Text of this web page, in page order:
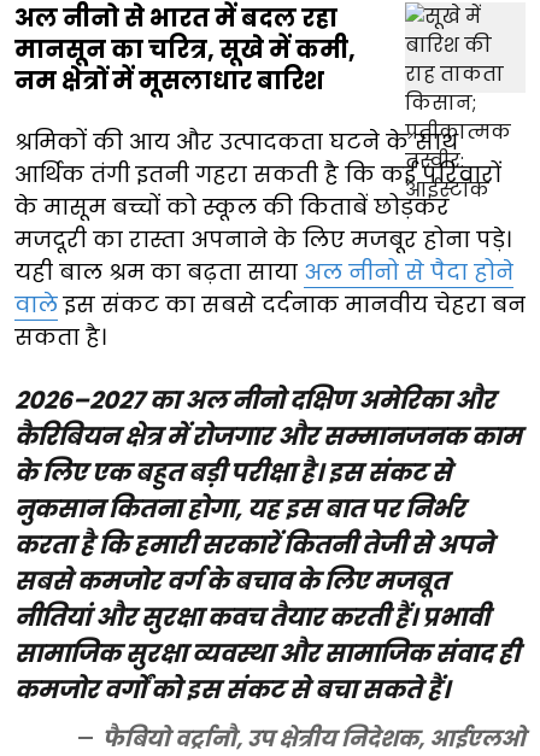
अल नीनो से भारत में बदल रहा
मानसून का चरित्र, सूखे में कमी,
नम क्षेत्रों में मूसलाधार बारिश
श्रमिकों की आय और उत्पादकता घटने के साथ
आर्थिक तंगी इतनी गहरा सकती है कि कई परिवारों
के मासूम बच्चों को स्कूल की किताबें छोड़कर
मजदूरी का रास्ता अपनाने के लिए मजबूर होना पड़े।
यही बाल श्रम का बढ़ता साया अल नीनो से पैदा होने
वालेइस संकट का सबसे दर्दनाक मानवीय चेहरा बन
सकता है।
2026–2027 का अल नीनो दक्षिण अमेरिका और
कैरिबियन क्षेत्र में रोजगार और सम्मानजनक काम
के लिए एक बहुत बड़ी परीक्षा है। इस संकट से
नुकसान कितना होगा, यह इस बात पर निर्भर
करता है कि हमारी सरकारें कितनी तेजी से अपने
सबसे कमजोर वर्ग के बचाव के लिए मजबूत
नीतियां और सुरक्षा कवच तैयार करती हैं। प्रभावी
सामाजिक सुरक्षा व्यवस्था और सामाजिक संवाद ही
कमजोर वर्गों को इस संकट से बचा सकते हैं।
फैबियो वर्ट्रानौ, उप क्षेत्रीय निदेशक, आईएलओ